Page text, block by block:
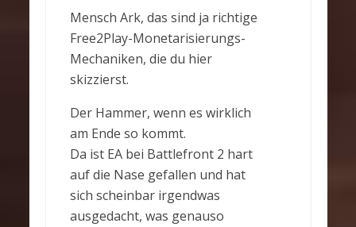
Mensch Ark, das sind ja richtige
Free2Play-Monetarisierungs-
Mechaniken, die du hier
skizzierst.
Der Hammer, wenn es wirklich
am Ende so kommt.
Da ist EA bei Battlefront 2 hart
auf die Nase gefallen und hat
sich scheinbar irgendwas
ausgedacht, was genauso